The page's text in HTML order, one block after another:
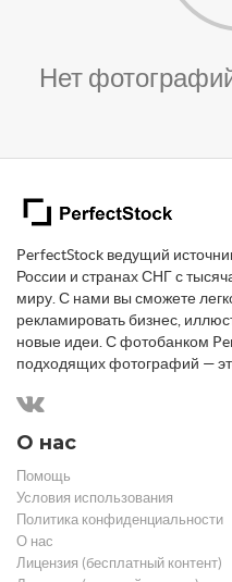
Нет
PerfectStock ведущий
России и странах СНГ с
миру. С нами вы сможете
рекламировать бизнес,
новые идеи. С фотобанком
подходящих фотографий —
О нас
Помощь
Условия использования
Политика конфиденциальности
О нас
Лицензия (бесплатный контент)